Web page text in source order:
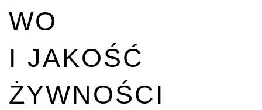
WO
I JAKOŚĆ
ŻYWNOŚCI